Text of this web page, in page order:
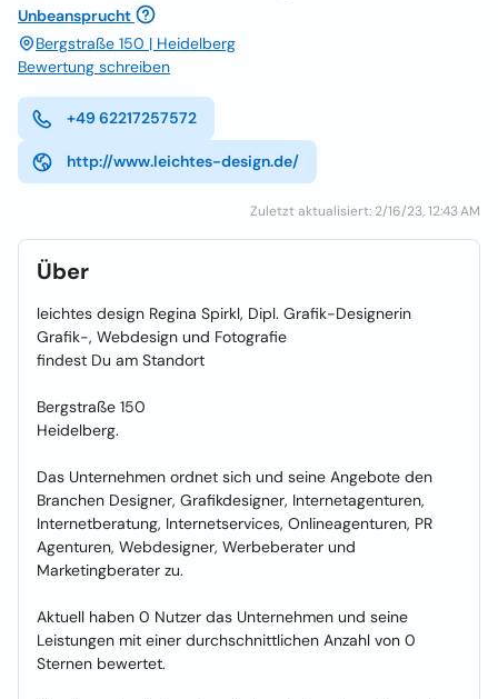
Unbeansprucht
Bergstraße 150 | Heidelberg
Bewertung schreiben
+49 62217257572
http://www.leichtes-design.de/
Zuletzt aktualisiert: 2/16/23, 12:43 AM
Über
leichtes design Regina Spirkl, Dipl. Grafik-Designerin
Grafik-, Webdesign und Fotografie
findest Du am Standort
Bergstraße 150
Heidelberg.
Das Unternehmen ordnet sich und seine Angebote den
Branchen Designer, Grafikdesigner, Internetagenturen,
Internetberatung, Internetservices, Onlineagenturen, PR
Agenturen, Webdesigner, Werbeberater und
Marketingberater zu.
Aktuell haben 0 Nutzer das Unternehmen und seine
Leistungen mit einer durchschnittlichen Anzahl von 0
Sternen bewertet.